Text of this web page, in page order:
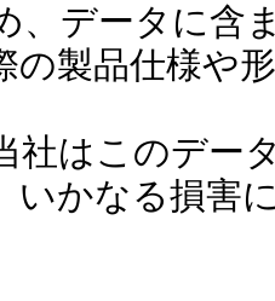
データに含
の製品仕様や
はこのデー
いかなる損害